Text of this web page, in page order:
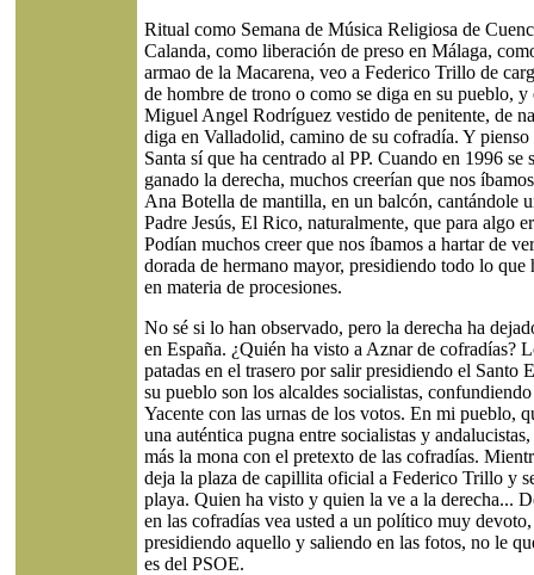
Ritual como Semana de Música Religiosa de
Calanda, como liberación de preso en Málaga,
armao de la Macarena, veo a Federico Trillo de
de hombre de trono o como se diga en su pueblo, y
Miguel Angel Rodríguez vestido de penitente, de
diga en Valladolid, camino de su cofradía. Y pienso
Santa sí que ha centrado al PP. Cuando en 1996 se
ganado la derecha, muchos creerían que nos
Ana Botella de mantilla, en un balcón, cantándole
Padre Jesús, El Rico, naturalmente, que para algo
Podían muchos creer que nos íbamos a hartar de
dorada de hermano mayor, presidiendo todo lo que
en materia de procesiones.
No sé si lo han observado, pero la derecha ha
en España. ¿Quién ha visto a Aznar de cofradías?
patadas en el trasero por salir presidiendo el Santo
su pueblo son los alcaldes socialistas,
Yacente con las urnas de los votos. En mi pueblo,
una auténtica pugna entre socialistas y
más la mona con el pretexto de las cofradías.
deja la plaza de capillita oficial a Federico Trillo y
playa. Quien ha visto y quien la ve a la derecha...
en las cofradías vea usted a un político muy
presidiendo aquello y saliendo en las fotos, no le
es del PSOE.